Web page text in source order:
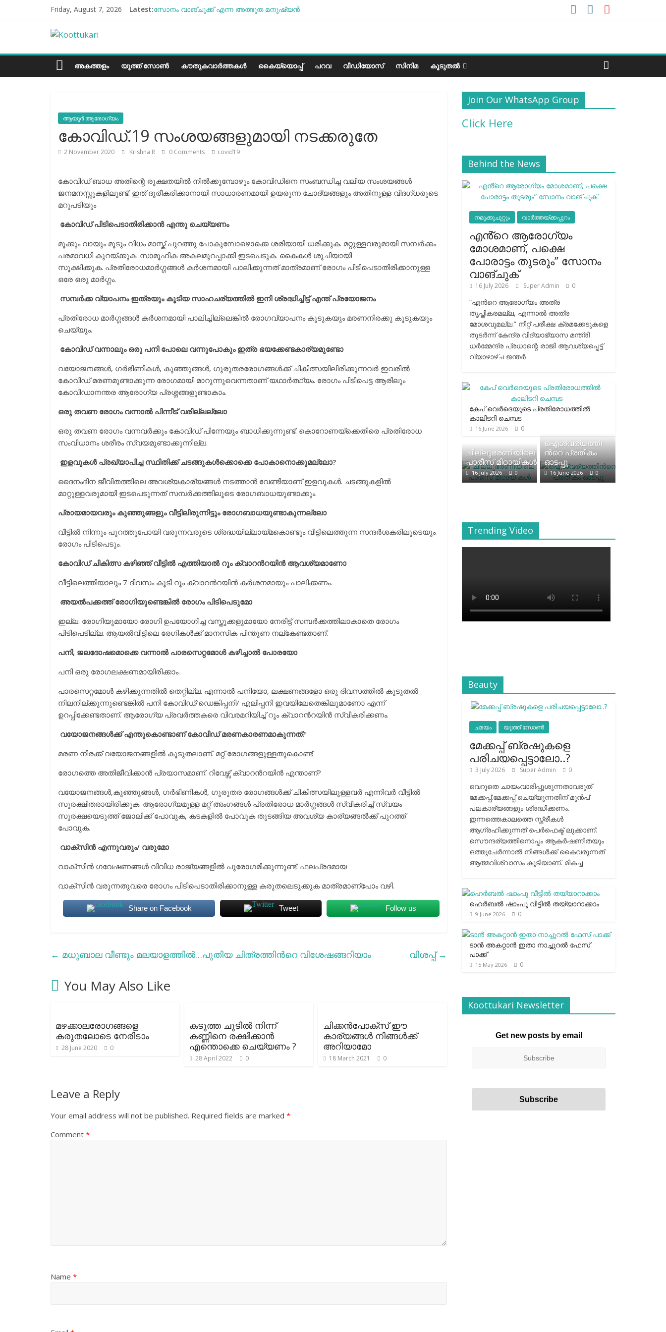
Friday, August 7, 2026 Latest:സോനം വാങ്ചുക്ക് എന്ന അത്ഭുത മനുഷ്യന്‍
ചില്ലുഭരണിയിലെ പാരീസ് മിഠായികള്‍
Koottukari
Kottukariഅകത്തളം യൂത്ത് സോൺ കൗതുകവാർത്തകൾ കൈയ്യൊപ്പ് പറവ വീഡിയോസ് സിനിമ കൂടുതൽ
ആയുർ ആരോഗ്യം
കോവിഡ്.19 സംശയങ്ങളുമായി നടക്കരുതേ
2 November 2020 Krishna R 0 Comments covid19
കോവിഡ് ബാധ അതിന്റെ രൂക്ഷതയില്‍ നില്‍ക്കുമ്പോഴും കോവിഡിനെ സംബന്ധിച്ച വലിയ സംശയങ്ങള്‍
ജനമനസ്സുകളിലുണ്ട്. ഇത് ദുരീകരിക്കാനായി സാധാരണമായി ഉയരുന്ന ചോദ്യങ്ങളും അതിനുള്ള വിദഗ്ധരുടെ
മറുപടിയും
കോവിഡ് പിടിപെടാതിരിക്കാന്‍ എന്തു ചെയ്യണം
മൂക്കും വായും മൂടും വിധം മാസ്ക് പുറത്തു പോകുമ്പോഴൊക്കെ ശരിയായി ധരിക്കുക. മറ്റുള്ളവരുമായി സമ്പര്‍ക്കം
പരമാവധി കുറയ്ക്കുക. സാമൂഹിക അകലമുറപ്പാക്കി ഇടപെടുക. കൈകള്‍ ശുചിയായി
സൂക്ഷിക്കുക. പ്രതിരോധമാര്‍ഗ്ഗങ്ങള്‍ കര്‍ശനമായി പാലിക്കുന്നത് മാത്രമാണ് രോഗം പിടിപെടാതിരിക്കാനുള്ള
ഒരേ ഒരു മാര്‍ഗ്ഗം.
സമ്പര്‍ക്ക വ്യാപനം ഇത്രയും കൂടിയ സാഹചര്യത്തില്‍ ഇനി ശ്രദ്ധിച്ചിട്ട് എന്ത് പ്രയോജനം
പ്രതിരോധ മാര്‍ഗ്ഗങ്ങള്‍ കര്‍ശനമായി പാലിച്ചില്ലെങ്കില്‍ രോഗവ്യാപനം കൂടുകയും മരണനിരക്കു കൂടുകയും
ചെയ്യും.
കോവിഡ് വന്നാലും ഒരു പനി പോലെ വന്നുപോകും ഇത്ര ഭയക്കേണ്ടകാര്യമുണ്ടോ
വയോജനങ്ങള്‍, ഗര്‍ഭിണികള്‍, കുഞ്ഞുങ്ങള്‍, ഗുരുതരരോഗങ്ങള്‍ക്ക് ചികിത്സയിലിരിക്കുന്നവര്‍ ഇവരില്‍
കോവിഡ് മരണമുണ്ടാക്കുന്ന രോഗമായി മാറുന്നുവെന്നതാണ് യഥാര്‍ത്ഥ്യം. രോഗം പിടിപെട്ട ആരിലും
കോവിഡാനന്തര ആരോഗ്യ പ്രശ്നങ്ങളുണ്ടാകാം.
ഒരു തവണ രോഗം വന്നാല്‍ പിന്നീട് വരില്ലല്ലോ
ഒരു തവണ രോഗം വന്നവര്‍ക്കും കോവിഡ് പിന്നേയും ബാധിക്കുന്നുണ്ട്. കൊറോണയ്ക്കെതിരെ പ്രതിരോധ
സംവിധാനം ശരീരം സ്വയമുണ്ടാക്കുന്നില്ല.
ഇളവുകള്‍ പ്രഖ്യാപിച്ച സ്ഥിതിക്ക് ചടങ്ങുകള്‍ക്കൊക്കെ പോകാനൊക്കുമല്ലോ?
ദൈനംദിന ജീവിതത്തിലെ അവശ്യകാര്യങ്ങള്‍ നടത്താന്‍ വേണ്ടിയാണ് ഇളവുകള്‍. ചടങ്ങുകളില്‍
മാറ്റുള്ളവരുമായി ഇടപെടുന്നത് സമ്പര്‍ക്കത്തിലൂടെ രോഗബാധയുണ്ടാക്കും.
പ്രായമായവരും കുഞ്ഞുങ്ങളും വീട്ടിലിരുന്നിട്ടും രോഗബാധയുണ്ടാകുന്നല്ലോ
വീട്ടില്‍ നിന്നും പുറത്തുപോയി വരുന്നവരുടെ ശ്രദ്ധയില്ലായ്മകൊണ്ടും വീട്ടിലെത്തുന്ന സന്ദര്‍ശകരിലൂടെയും
രോഗം പിടിപെടും.
കോവിഡ് ചികിത്സ കഴിഞ്ഞ് വീട്ടില്‍ എത്തിയാല്‍ റൂം ക്വാറന്‍റയിന്‍ ആവശ്യമാണോ
വീട്ടിലെത്തിയാലും 7 ദിവസം കൂടി റൂം ക്വാറന്‍റയിന്‍ കര്‍ശനമായും പാലിക്കണം.
അയല്‍പക്കത്ത് രോഗിയുണ്ടെങ്കില്‍ രോഗം പിടിപെടുമോ
ഇല്ല. രോഗിയുമായോ രോഗി ഉപയോഗിച്ച വസ്തുക്കളുമായോ നേരിട്ട് സമ്പര്‍ക്കത്തിലാകാതെ രോഗം
പിടിപെടില്ല. ആയല്‍വീട്ടിലെ രേഗികള്‍ക്ക് മാനസിക പിന്തുണ നല്കേണ്ടതാണ്.
പനി, ജലദോഷമൊക്കെ വന്നാല്‍ പാരസെറ്റമോള്‍ കഴിച്ചാല്‍ പോരയോ
പനി ഒരു രോഗലക്ഷണമായിരിക്കാം.
പാരസെറ്റമോള്‍ കഴിക്കുന്നതില്‍ തെറ്റില്ല. എന്നാല്‍ പനിയോ, ലക്ഷണങ്ങളോ ഒരു ദിവസത്തില്‍ കൂടുതല്‍
നിലനില്ക്കുന്നുണ്ടെങ്കില്‍ പനി കോവിഡ്/ഡെങ്കിപ്പനി/ എലിപ്പനി ഇവയിലേതെങ്കിലുമാണോ എന്ന്
ഉറപ്പിക്കേണ്ടതാണ്. ആരോഗ്യ പ്രവര്‍ത്തകരെ വിവരമറിയിച്ച് റൂം ക്വാറന്‍റയിന്‍ സ്വീകരിക്കണം.
വയോജനങ്ങള്‍ക്ക് എന്തുകൊണ്ടാണ് കോവിഡ് മരണകാരണമാകുന്നത്?
മരണ നിരക്ക് വയോജനങ്ങളില്‍ കൂടുതലാണ്. മറ്റ് രോഗങ്ങളുള്ളതുകൊണ്ട്
രോഗത്തെ അതിജീവിക്കാന്‍ പ്രയാസമാണ്. റിവേഴ്സ് ക്വാറന്‍റയിന്‍ എന്താണ്?
വയോജനങ്ങള്‍,കുഞ്ഞുങ്ങള്‍, ഗര്‍ഭിണികള്‍, ഗുരുതര രോഗങ്ങള്‍ക്ക് ചികിത്സയിലുള്ളവര്‍ എന്നിവര്‍ വീട്ടില്‍
സുരക്ഷിതരായിരിക്കുക. ആരോഗ്യമുള്ള മറ്റ് അംഗങ്ങള്‍ പ്രതിരോധ മാര്‍ഗ്ഗങ്ങള്‍ സ്വീകരിച്ച് സ്വയം
സുരക്ഷയെടുത്ത് ജോലിക്ക് പോവുക, കടകളില്‍ പോവുക തുടങ്ങിയ അവശ്യ കാര്യങ്ങല്‍ക്ക് പുറത്ത്
പോവുക.
വാക്സിന്‍ എന്നുവരും/ വരുമോ
വാക്സിന്‍ ഗവേഷണങ്ങള്‍ വിവിധ രാജ്യങ്ങളില്‍ പുരോഗമിക്കുന്നുണ്ട്. ഫലപ്രദമായ
വാക്സിന്‍ വരുന്നതുവരെ രോഗം പിടിപെടാതിരിക്കാനുള്ള കരുതലെടുക്കുക മാത്രമാണ്പോം വഴി.
Share on Facebook Tweet Follow us
← മധുബാല വീണ്ടും മലയാളത്തില്‍…പുതിയ ചിത്രത്തിന്‍റെ വിശേഷങ്ങറിയാം വിശപ്പ്→
You May Also Like
മഴക്കാലരോഗങ്ങളെ
കരുതലോടെ നേരിടാം
28 June 2020 0
കടുത്ത ചൂടിൽ നിന്ന്
കണ്ണിനെ രക്ഷിക്കാൻ
എന്തൊക്കെ ചെയ്യണം ?
28 April 2022 0
ചിക്കൻപോക്‌സ് ഈ
കാര്യങ്ങൾ നിങ്ങൾക്ക്
അറിയാമോ
18 March 2021 0
Leave a Reply
Your email address will not be published. Required fields are marked *
Comment *
Name *
Join Our WhatsApp Group
Click Here
Behind the News
നമുക്കുചുറ്റും വാർത്തയ്ക്കപ്പുറം
എൻ്റെ ആരോഗ്യം
മോശമാണ്, പക്ഷെ
പോരാട്ടം തുടരും” സോനം
വാങ്ചുക്
16 July 2026 Super Admin 0
“എന്‍റെ ആരോഗ്യം അത്ര
തൃപ്തികരമല്ല, എന്നാൽ അത്ര
മോശവുമല്ല.” നീറ്റ് പരീക്ഷ ക്രമക്കേടുകളെ
തുടർന്ന് കേന്ദ്ര വിദ്യാഭ്യാസ മന്ത്രി
ധർമ്മേന്ദ്ര പ്രധാന്റെ രാജി ആവശ്യപ്പെട്ട്
വ്യാഴാഴ്ച ജന്തർ
കേപ് വെര്‍ദെയുടെ പ്രതിരോധത്തില്‍
കാലിടറി ചെമ്പട
16 June 2026 0
ചില്ലുഭരണിയിലെ
പാരീസ് മിഠായികള്‍
16 July 2026 0
ഐശ്വര്യത്തി
ന്‍റെ പ്രതീകം
ഓടപ്പൂ
16 June 2026 0
Trending Video
Beauty
ചമയം യൂത്ത് സോൺ
മേക്കപ്പ് ബ്രഷുകളെ
പരിചയപ്പെട്ടാലോ..?
3 July 2026 Super Admin 0
വെറുതെ ചായംവാരിപ്പൂശുന്നതാവരുത്
മേക്കപ്പ്.മേക്കപ്പ് ചെയ്യുന്നതിന് മുന്‍പ്
പലകാര്യങ്ങളും ശ്രദ്ധിക്കണം.
ഇന്നത്തെകാലത്തെ സ്ത്രീകള്‍
ആഗ്രഹിക്കുന്നത് പെര്‍ഫെക്ട് ലുക്കാണ്.
സൌന്ദര്യത്തിനൊപ്പം ആകര്‍ഷണീതയും
ഒത്തുചേര്‍ന്നാല്‍ നിങ്ങള്‍ക്ക് കൈവരുന്നത്
ആത്മവിശ്വാസം കൂടിയാണ്. മികച്ച
ഹെര്‍ബല്‍ ഷാംപൂ വീട്ടില്‍ തയ്യാറാക്കാം
9 June 2026 0
ടാന്‍ അകറ്റാന്‍ ഇതാ നാച്ചുറല്‍ ഫേസ്
പാക്ക്
15 May 2026 0
Koottukari Newsletter
Get new posts by email